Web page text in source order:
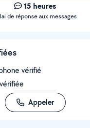
15 heures
de réponse aux messages
vérifié
Appeler